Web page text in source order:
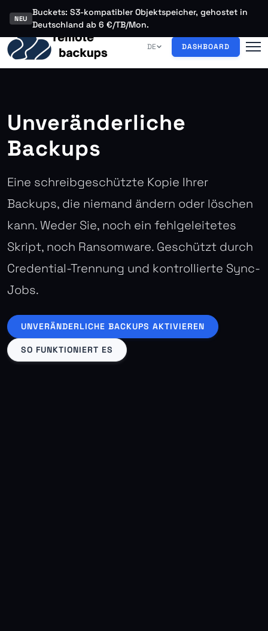
NEU
Buckets: S3-kompatibler Objektspeicher, gehostet in
Deutschland ab 6 €/TB/Mon.
DE DASHBOARD
Unveränderliche
Backups
Eine schreibgeschützte Kopie Ihrer
Backups, die niemand ändern oder löschen
kann. Weder Sie, noch ein fehlgeleitetes
Skript, noch Ransomware. Geschützt durch
Credential-Trennung und kontrollierte Sync-
Jobs.
UNVERÄNDERLICHE BACKUPS AKTIVIEREN
SO FUNKTIONIERT ES